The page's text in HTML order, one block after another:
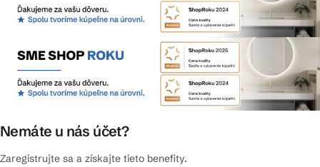
Nemáte u nás účet?
Zaregistrujte sa a získajte tieto benefity.